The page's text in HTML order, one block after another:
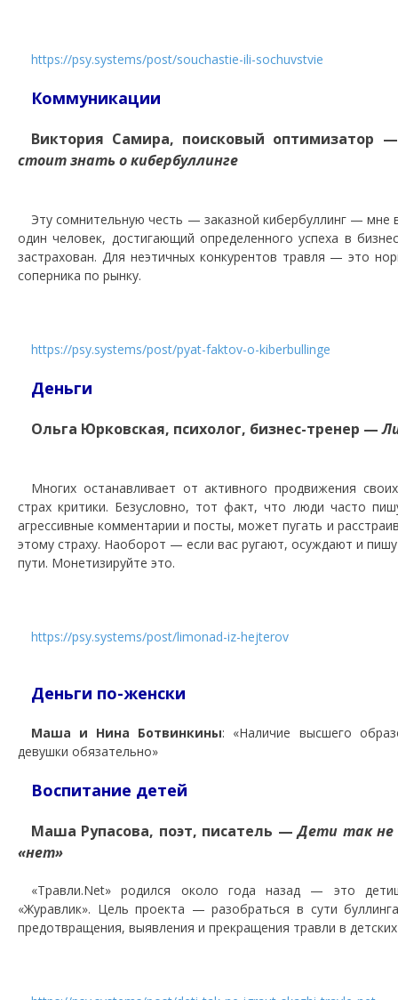
https://psy.systems/post/souchastie-ili-sochuvstvie
Коммуникации
Виктория Самира, поисковый оптимизатор
стоит знать о кибербуллинге
Эту сомнительную честь — заказной кибербуллинг — мне
один человек, достигающий определенного успеха в
застрахован. Для неэтичных конкурентов травля — это
соперника по рынку.
https://psy.systems/post/pyat-faktov-o-kiberbullinge
Деньги
Ольга Юрковская, психолог, бизнес-тренер —
Многих останавливает от активного продвижения
страх критики. Безусловно, тот факт, что люди часто
агрессивные комментарии и посты, может пугать и
этому страху. Наоборот — если вас ругают, осуждают и
пути. Монетизируйте это.
https://psy.systems/post/limonad-iz-hejterov
Деньги по-женски
Маша и Нина Ботвинкины: «Наличие высшего
девушки обязательно»
Воспитание детей
Маша Рупасова, поэт, писатель —Дети так
«нет»
«Травли.Net» родился около года назад — это
«Журавлик». Цель проекта — разобраться в сути
предотвращения, выявления и прекращения травли в